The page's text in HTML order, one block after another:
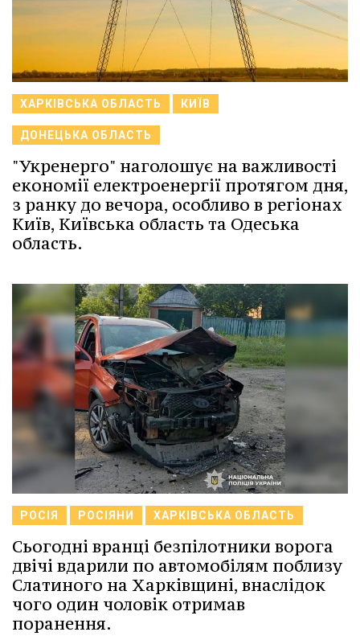
ХАРКІВСЬКА ОБЛАСТЬ КИЇВ
ДОНЕЦЬКА ОБЛАСТЬ
"Укренерго" наголошує на важливості
економії електроенергії протягом дня,
з ранку до вечора, особливо в регіонах
Київ, Київська область та Одеська
область.
РОСІЯ РОСІЯНИ ХАРКІВСЬКА ОБЛАСТЬ
Сьогодні вранці безпілотники ворога
двічі вдарили по автомобілям поблизу
Слатиного на Харківщині, внаслідок
чого один чоловік отримав
поранення.